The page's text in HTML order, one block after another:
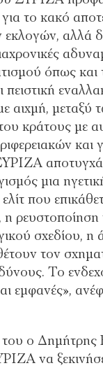
για το κακό
εκλογών, αλλά
όπως και
αιχμή, μεταξύ
κράτους με
και
μια
που
η
σχεδίου, η
τον
Το
εμφανές»,
ο Δημήτρης
να